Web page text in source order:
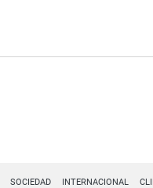
SOCIEDAD INTERNACIONAL